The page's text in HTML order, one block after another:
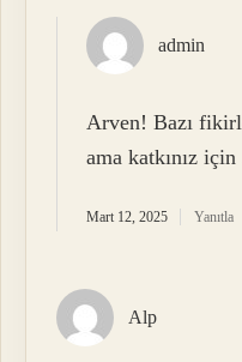
admin
Arven! Bazı
ama katkınız için
Mart 12, 2025 Yanıtla
Alp